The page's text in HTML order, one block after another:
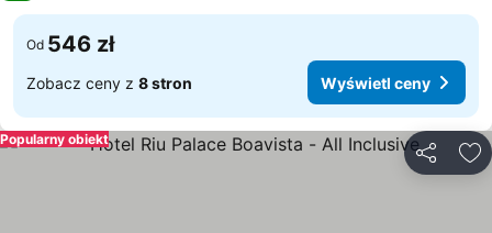
Od 546 zł
Zobacz ceny z 8 stron Wyświetl ceny
Popularny obiekt